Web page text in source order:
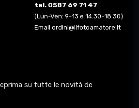
tel. 0587 69 71 47
(Lun-Ven: 9-13 e 14.30-18.30)
Email ordini@ilfotoamatore.it
su tutte le novità de